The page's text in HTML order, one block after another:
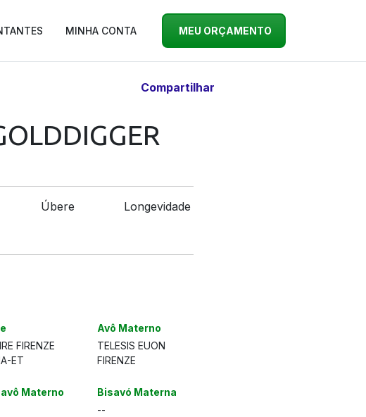
MINHA CONTA MEU ORÇAMENTO
Compartilhar
Úbere
Longevidade
FIRENZE
ET
Avô Materno
TELESIS EUON
FIRENZE
Materno
Bisavó Materna
--